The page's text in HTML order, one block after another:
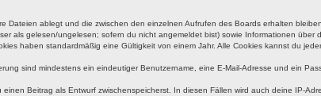
ablegt und die zwischen den einzelnen Aufrufen des Boards erhalten
als gelesen/ungelesen; sofern du nicht angemeldet bist) sowie Informationen über
haben standardmäßig eine Gültigkeit von einem Jahr. Alle Cookies kannst du
sind mindestens ein eindeutiger Benutzername, eine E-Mail-Adresse und ein
Beitrag als Entwurf zwischenspeicherst. In diesen Fällen wird auch deine IP-